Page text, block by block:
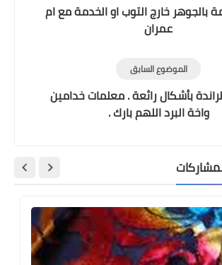
بالجوهر خارج التوب او الخدمة مع ام
عمران
الموضوع السابق
بأشكال رائعة . معلمات خدامين
واخة البرد اللهم بارك .